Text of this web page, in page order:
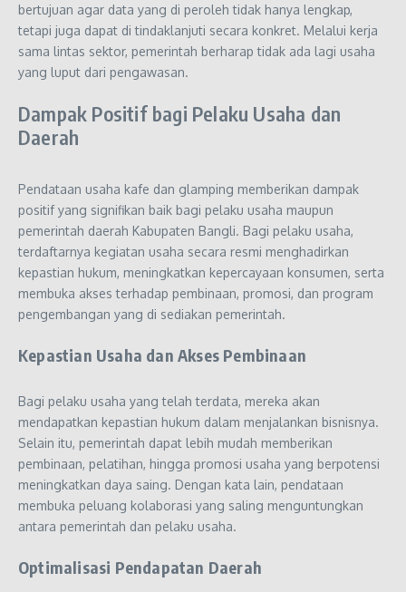
bertujuan agar data yang di peroleh tidak hanya lengkap,
tetapi juga dapat di tindaklanjuti secara konkret. Melalui kerja
sama lintas sektor, pemerintah berharap tidak ada lagi usaha
yang luput dari pengawasan.
Dampak Positif bagi Pelaku Usaha dan
Daerah
Pendataan usaha kafe dan glamping memberikan dampak
positif yang signifikan baik bagi pelaku usaha maupun
pemerintah daerah Kabupaten Bangli. Bagi pelaku usaha,
terdaftarnya kegiatan usaha secara resmi menghadirkan
kepastian hukum, meningkatkan kepercayaan konsumen, serta
membuka akses terhadap pembinaan, promosi, dan program
pengembangan yang di sediakan pemerintah.
Kepastian Usaha dan Akses Pembinaan
Bagi pelaku usaha yang telah terdata, mereka akan
mendapatkan kepastian hukum dalam menjalankan bisnisnya.
Selain itu, pemerintah dapat lebih mudah memberikan
pembinaan, pelatihan, hingga promosi usaha yang berpotensi
meningkatkan daya saing. Dengan kata lain, pendataan
membuka peluang kolaborasi yang saling menguntungkan
antara pemerintah dan pelaku usaha.
Optimalisasi Pendapatan Daerah